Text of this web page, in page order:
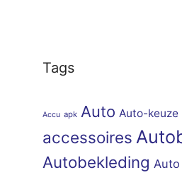
Tags
Accu apk Auto Auto-keuze
accessoires
Autobekleding